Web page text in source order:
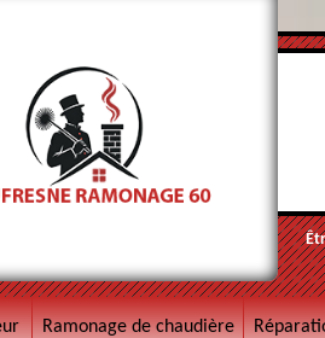
Ramonage de chaudière